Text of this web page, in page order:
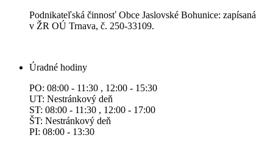
Podnikateľská činnosť Obce Jaslovské Bohunice: zapísaná
v ŽR OÚ Trnava, č. 250-33109.
Úradné hodiny
PO: 08:00 - 11:30 , 12:00 - 15:30
UT: Nestránkový deň
ST: 08:00 - 11:30 , 12:00 - 17:00
ŠT: Nestránkový deň
PI: 08:00 - 13:30